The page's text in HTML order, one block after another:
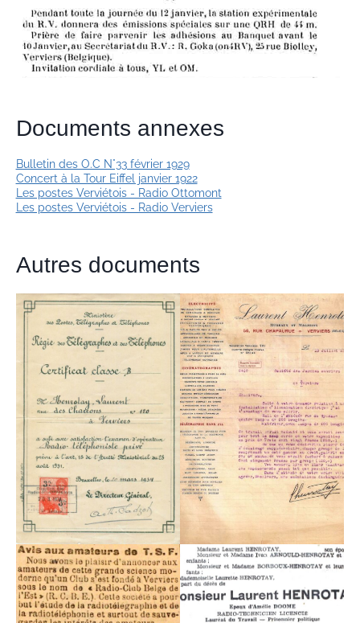
Documents annexes
Bulletin des O.C N°33 février 1929
Concert à la Tour Eiffel janvier 1922
Les postes Verviétois - Radio Ottomont
Les postes Verviétois - Radio Verviers
Autres documents